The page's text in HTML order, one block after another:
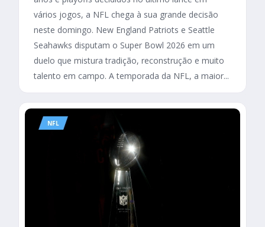
vários jogos, a NFL chega à sua grande decisão
neste domingo. New England Patriots e Seattle
Seahawks disputam o Super Bowl 2026 em um
duelo que mistura tradição, reconstrução e muito
talento em campo. A temporada da NFL, a maior...
NFL